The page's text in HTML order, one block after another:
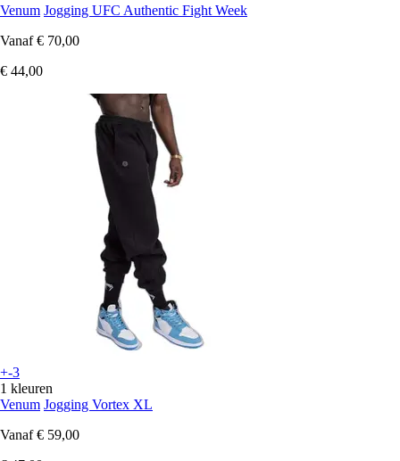
Venum Jogging UFC Authentic Fight Week
Vanaf € 70,00
€ 44,00
+-3
1 kleuren
Venum Jogging Vortex XL
Vanaf € 59,00